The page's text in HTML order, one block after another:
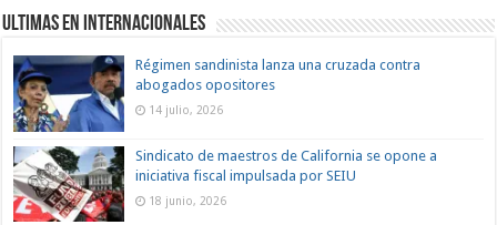
Ultimas en Internacionales
Régimen sandinista lanza una cruzada contra
abogados opositores
14 julio, 2026
Sindicato de maestros de California se opone a
iniciativa fiscal impulsada por SEIU
18 junio, 2026